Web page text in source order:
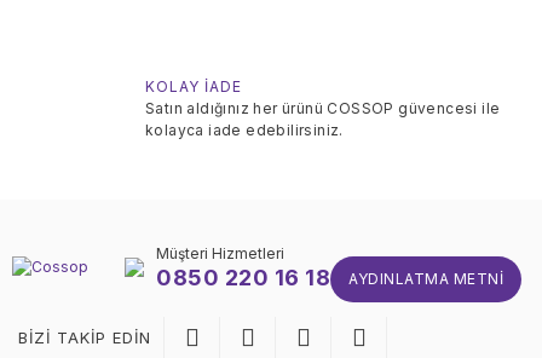
KOLAY İADE
Satın aldığınız her ürünü COSSOP güvencesi ile
kolayca iade edebilirsiniz.
Müşteri Hizmetleri
0850 220 16 18 AYDINLATMA METNI
BİZİ TAKİP EDİN